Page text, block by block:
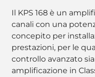
Il KPS 168 è un
canali con una
concepito per
prestazioni, per le
controllo avanzato
amplificazione in